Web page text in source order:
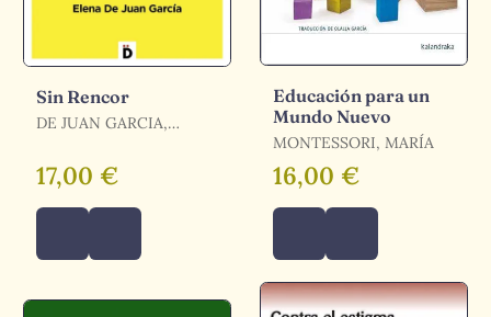
Sin Rencor
DE JUAN GARCIA,
17,00 €
Educación para un
Mundo Nuevo
MONTESSORI, MARÍA
16,00 €